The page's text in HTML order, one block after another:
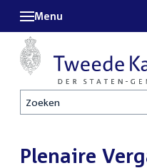
Zoeken
Menu
Plenaire